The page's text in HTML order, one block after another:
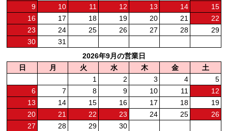
9
10 11 12 13 14
15
16
17 18 19 20 21
22
23
24 25 26 27 28
29
30
31
2026年9月の営業日
日
月 火 水 木 金
土
1
2 3 4
5
6
7 8 9 10 11
12
13
14 15 16 17 18
19
20
21 22 23 24 25
26
27
28 29 30